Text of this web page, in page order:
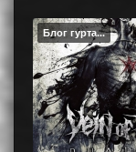
Блог гурта...